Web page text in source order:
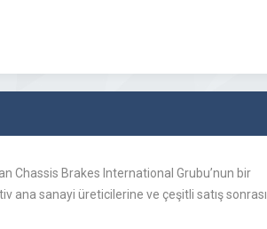
Chassis Brakes International Grubu’nun bir
ana sanayi üreticilerine ve çeşitli satış sonrası